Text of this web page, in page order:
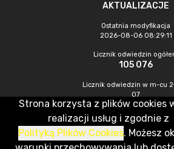
AKTUALIZACJE
Ostatnia modyfikacja
2026-08-06 08:29:11
Licznik odwiedzin
105 076
Licznik odwiedzin w m-cu
07
452
CMS & Hosting: Nefeni Sp. z o.o.
Strona korzysta z plików cookies
realizacji usług i zgodnie z
Polityką Plików Cookies. Możesz